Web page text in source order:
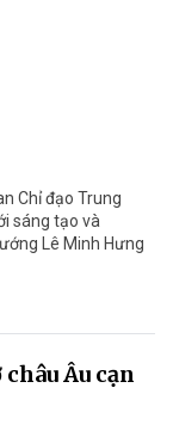
Chỉ đạo Trung
sáng tạo và
Lê Minh Hưng
Âu cạn